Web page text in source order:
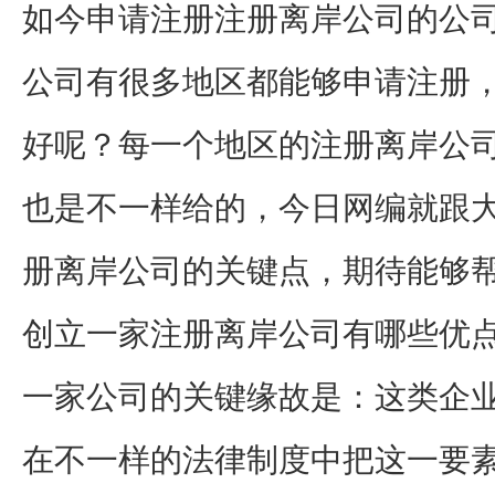
如今申请注册注册离岸公司的公
公司有很多地区都能够申请注册
好呢？每一个地区的注册离岸公
也是不一样给的，今日网编就跟
册离岸公司的关键点，期待能够
创立一家注册离岸公司有哪些优
一家公司的关键缘故是：这类企
在不一样的法律制度中把这一要